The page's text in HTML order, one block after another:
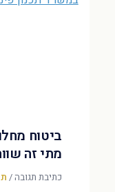
מתי זה
כתיבת תגובה/